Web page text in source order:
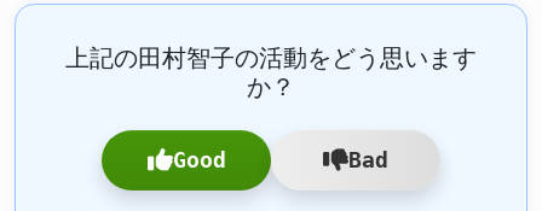
上記の田村智子の活動をどう思います
か？
Good Bad